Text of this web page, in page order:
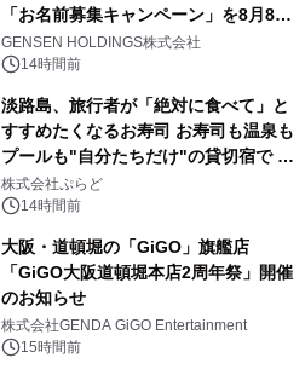
「お名前募集キャンペーン」を8月8日
(土)より開催
GENSEN HOLDINGS株式会社
14時間前
淡路島、旅行者が「絶対に食べて」と
すすめたくなるお寿司 お寿司も温泉も
プールも"自分たちだけ"の貸切宿で 1
日1組限定「岩屋温泉 絵島別庭 海と
森」の握り寿司プラン
株式会社ぷらど
14時間前
大阪・道頓堀の「GiGO」旗艦店
「GiGO大阪道頓堀本店2周年祭」開催
のお知らせ
株式会社GENDA GiGO Entertainment
15時間前